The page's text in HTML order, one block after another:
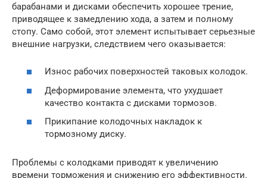
барабанами и дисками обеспечить хорошее трение,
приводящее к замедлению хода, а затем и полному
стопу. Само собой, этот элемент испытывает серьезные
внешние нагрузки, следствием чего оказывается:
Износ рабочих поверхностей таковых колодок.
Деформирование элемента, что ухудшает
качество контакта с дисками тормозов.
Прикипание колодочных накладок к
тормозному диску.
Проблемы с колодками приводят к увеличению
времени торможения и снижению его эффективности.